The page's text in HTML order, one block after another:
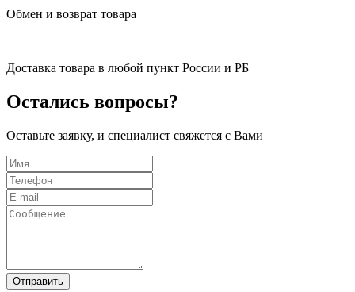
Обмен и возврат товара
Доставка товара в любой пункт России и РБ
Остались вопросы?
Оставьте заявку, и специалист свяжется с Вами
Отправить